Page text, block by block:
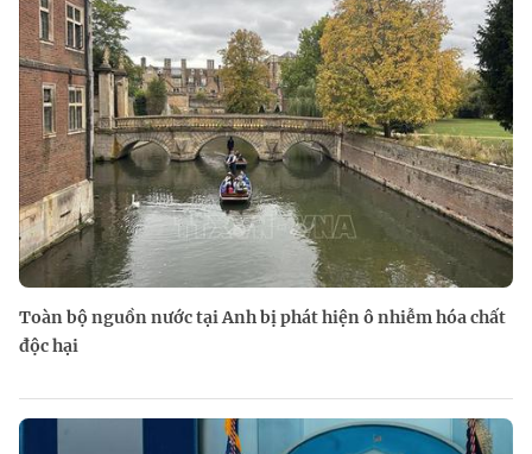
Toàn bộ nguồn nước tại Anh bị phát hiện ô nhiễm hóa chất
độc hại